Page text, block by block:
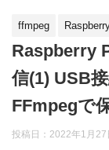
ffmpeg
Raspberry
信(1) USB
FFmpegで
投稿日： 2022年1月27